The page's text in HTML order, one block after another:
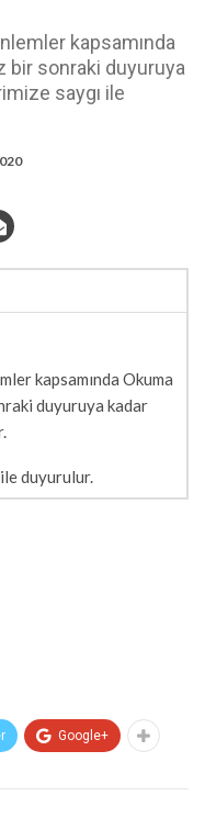
kapsamında
bir sonraki duyuruya
saygı ile
kapsamında Okuma
duyuruya kadar
duyurulur.
Google+